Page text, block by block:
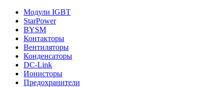
Модули IGBT
StarPower
BYSM
Контакторы
Вентиляторы
Конденсаторы
DC-Link
Ионисторы
Предохранители